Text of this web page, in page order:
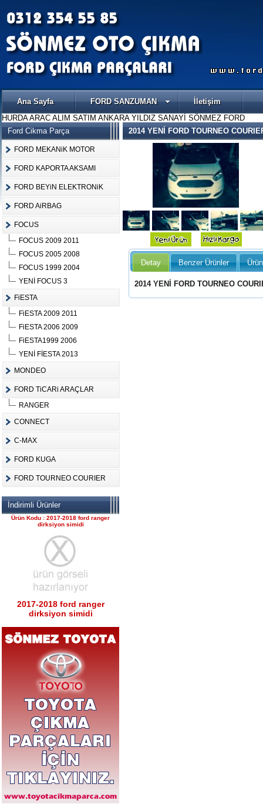
Ana Sayfa FORD SANZUMAN
İletişim
HURDA ARAC ALIM SATIM ANKARA YILDIZ SANAYİ SÖNMEZ FORD
Ford Cikma Parça
FORD MEKANiK MOTOR
FORD KAPORTA AKSAMI
FORD BEYiN ELEKTRONiK
FORD AiRBAG
FOCUS
FOCUS 2009 2011
FOCUS 2005 2008
FOCUS 1999 2004
YENİ FOCUS 3
FiESTA
FiESTA 2009 2011
FiESTA 2006 2009
FiESTA1999 2006
YENİ FİESTA 2013
MONDEO
FORD TiCARi ARAÇLAR
RANGER
CONNECT
C-MAX
FORD KUGA
FORD TOURNEO COURIER
İndirimli Ürünler
Ürün Kodu :
FORD CONNECT ÇIKMA
ÇELİK JANT CANT
komple motor
2017-2018 ford ranger 2.2
komple motor
Ürün Kodu : 2017-2018 ford ranger
dirksiyon simidi
2017-2018 ford ranger
dirksiyon simidi
sol tabla
2017-2018 ford ranger sağ
sol tabla
Ürün Kodu : 2017-2018 ford ranger arka
2014 YENİ FORD TOURNEO
Detay Benzer Ürünler
2014 YENİ FORD TOURNEO